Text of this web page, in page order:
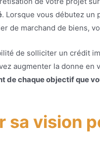
. Lorsque vous débutez un
de marchand de biens,
de solliciter un crédit
augmenter la donne
de chaque objectif que
sa vision